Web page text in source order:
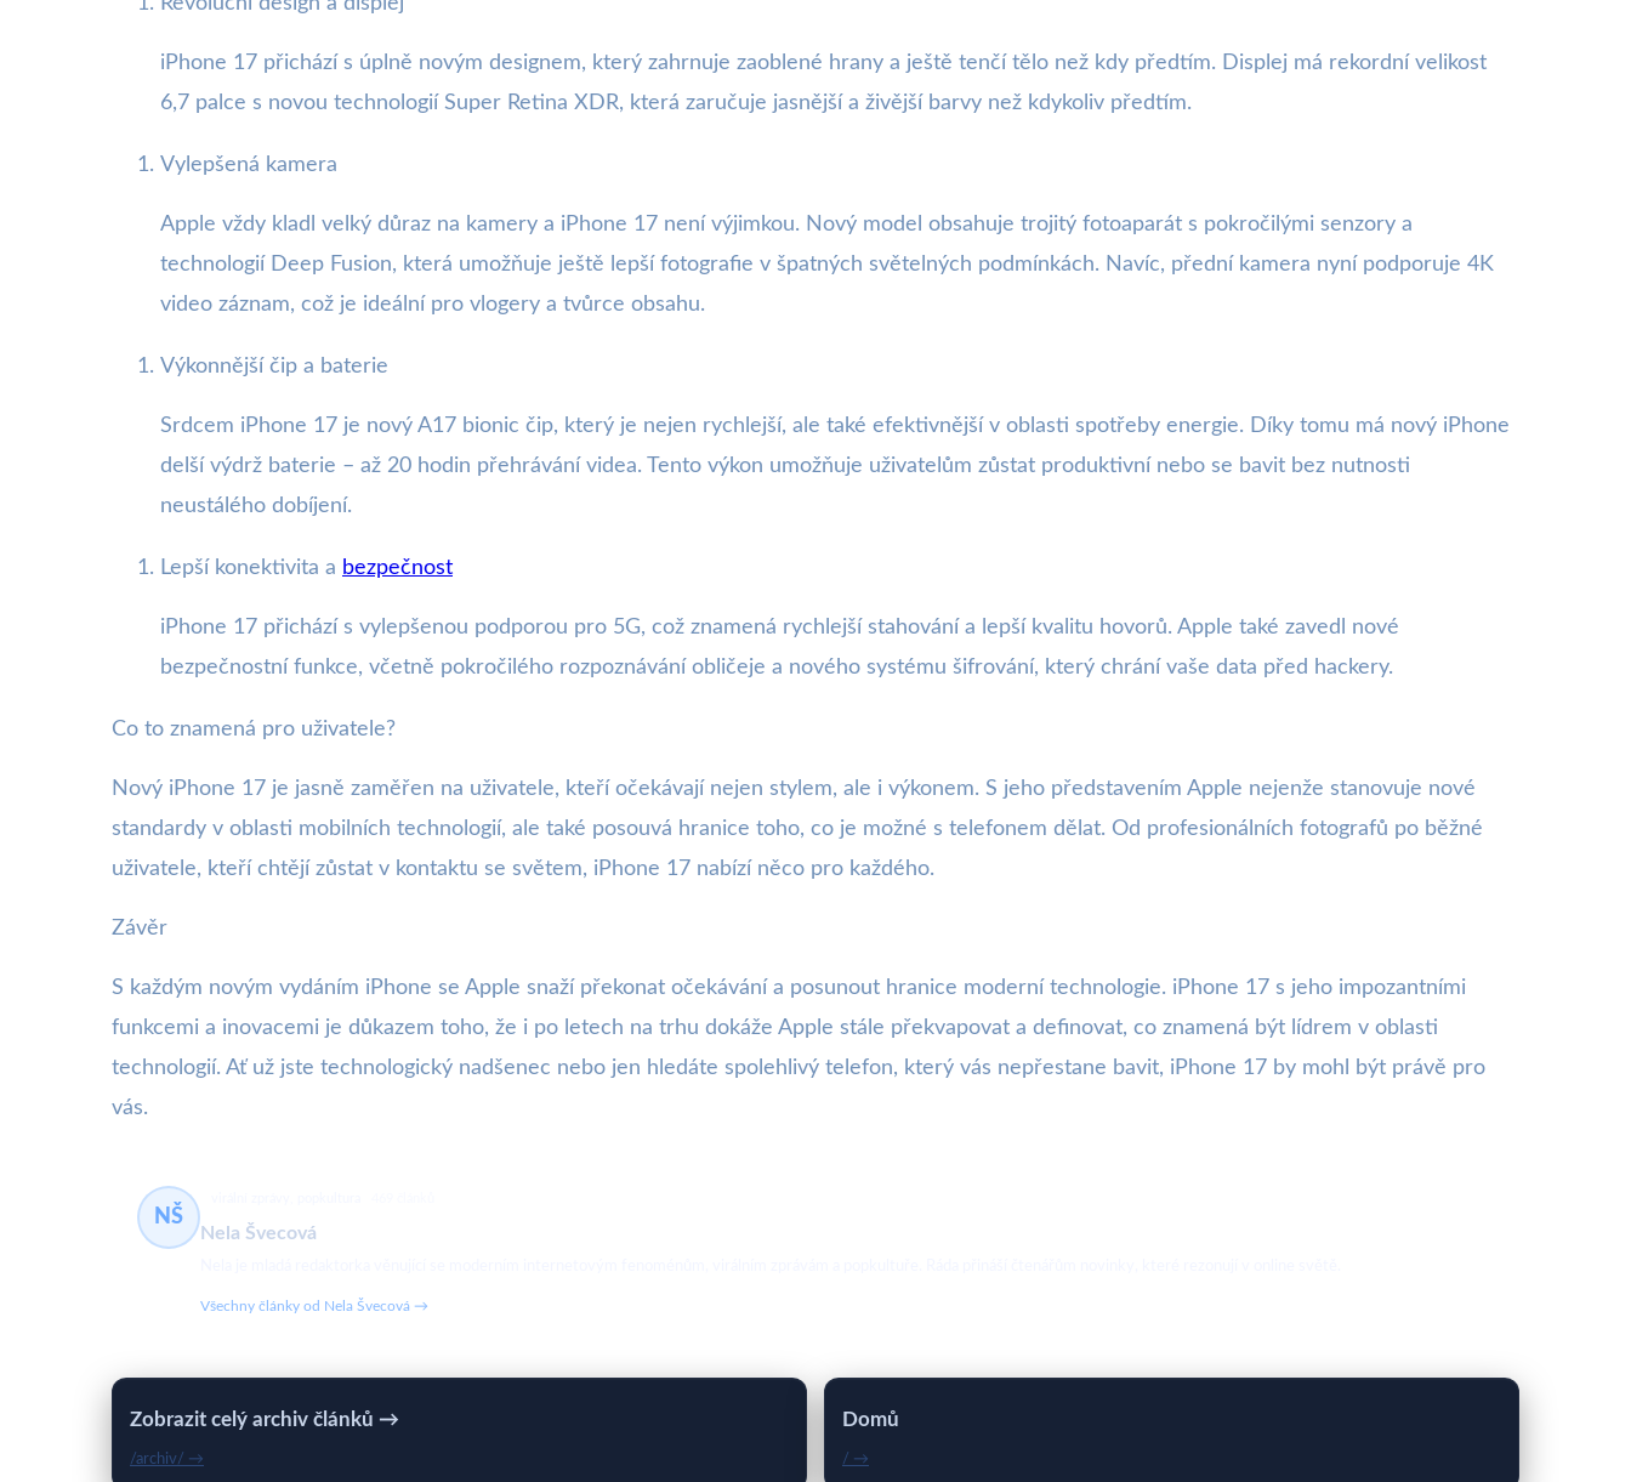
iPhone 17 přichází s úplně novým designem, který zahrnuje zaoblené hrany a ještě tenčí tělo než kdy předtím. Displej má rekordní velikost
6,7 palce s novou technologií Super Retina XDR, která zaručuje jasnější a živější barvy než kdykoliv předtím.
Vylepšená kamera
Apple vždy kladl velký důraz na kamery a iPhone 17 není výjimkou. Nový model obsahuje trojitý fotoaparát s pokročilými senzory a
technologií Deep Fusion, která umožňuje ještě lepší fotografie v špatných světelných podmínkách. Navíc, přední kamera nyní podporuje 4K
video záznam, což je ideální pro vlogery a tvůrce obsahu.
Výkonnější čip a baterie
Srdcem iPhone 17 je nový A17 bionic čip, který je nejen rychlejší, ale také efektivnější v oblasti spotřeby energie. Díky tomu má nový iPhone
delší výdrž baterie – až 20 hodin přehrávání videa. Tento výkon umožňuje uživatelům zůstat produktivní nebo se bavit bez nutnosti
neustálého dobíjení.
Lepší konektivita a bezpečnost
iPhone 17 přichází s vylepšenou podporou pro 5G, což znamená rychlejší stahování a lepší kvalitu hovorů. Apple také zavedl nové
bezpečnostní funkce, včetně pokročilého rozpoznávání obličeje a nového systému šifrování, který chrání vaše data před hackery.
Co to znamená pro uživatele?
Nový iPhone 17 je jasně zaměřen na uživatele, kteří očekávají nejen stylem, ale i výkonem. S jeho představením Apple nejenže stanovuje nové
standardy v oblasti mobilních technologií, ale také posouvá hranice toho, co je možné s telefonem dělat. Od profesionálních fotografů po běžné
uživatele, kteří chtějí zůstat v kontaktu se světem, iPhone 17 nabízí něco pro každého.
Závěr
S každým novým vydáním iPhone se Apple snaží překonat očekávání a posunout hranice moderní technologie. iPhone 17 s jeho impozantními
funkcemi a inovacemi je důkazem toho, že i po letech na trhu dokáže Apple stále překvapovat a definovat, co znamená být lídrem v oblasti
technologií. Ať už jste technologický nadšenec nebo jen hledáte spolehlivý telefon, který vás nepřestane bavit, iPhone 17 by mohl být právě pro
vás.
NŠ
Nela Švecová
Všechny články od Nela Švecová →
Zobrazit celý archiv článků →
/archiv/ →
Domů
/ →